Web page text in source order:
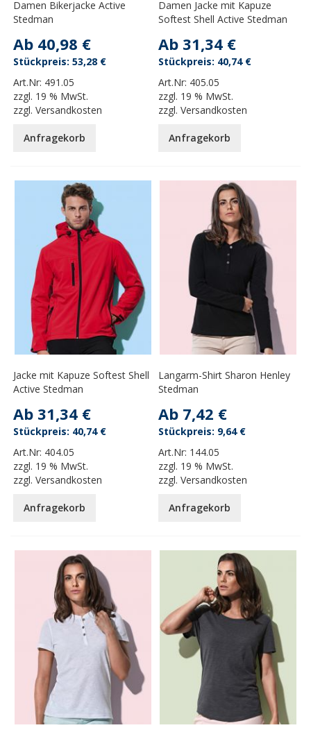
Damen Bikerjacke Active
Stedman
Ab 40,98 €
Art.Nr: 491.05
zzgl. 19 % MwSt.
zzgl.Versandkosten
53,28 €
Anfragekorb
Damen Jacke mit Kapuze
Softest Shell Active Stedman
Ab 31,34 €
Art.Nr: 405.05
zzgl. 19 % MwSt.
zzgl.Versandkosten
40,74 €
Anfragekorb
Jacke mit Kapuze Softest Shell
Active Stedman
Ab 31,34 €
Art.Nr: 404.05
zzgl. 19 % MwSt.
zzgl.Versandkosten
40,74 €
Anfragekorb
Langarm-Shirt Sharon Henley
Stedman
Ab 7,42 €
Art.Nr: 144.05
zzgl. 19 % MwSt.
zzgl.Versandkosten
9,64 €
Anfragekorb